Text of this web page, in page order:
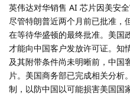
英伟达对华销售 AI 芯片因美安
尽管特朗普近两个月前已批准，
在等待华盛顿的最终批准。美国
才能向中国客户发放许可证。知
及其附带条件尚未明晰前，中国
片。美国商务部已完成相关分析
制，以防中国以可能损害美国国